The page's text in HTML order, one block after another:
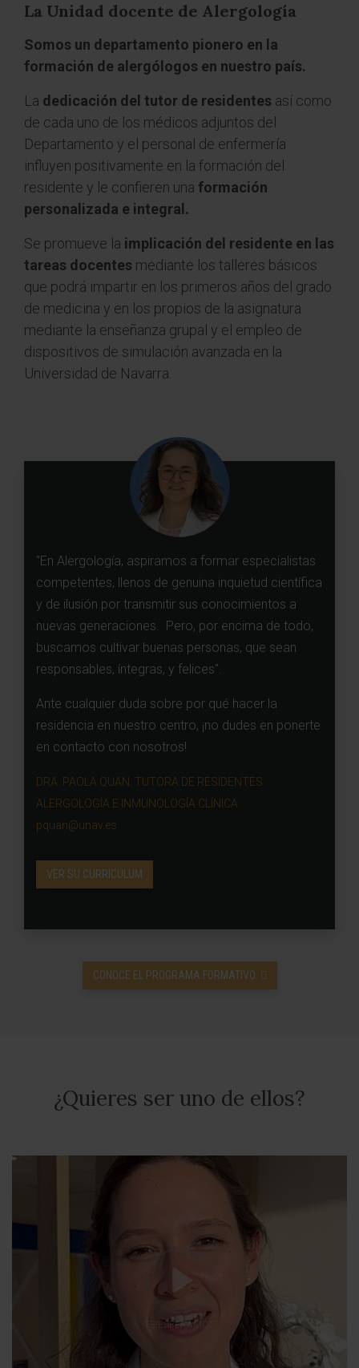
La Unidad docente de Alergología
Somos un departamento pionero en la
formación de alergólogos en nuestro país.
La dedicación del tutor de residentes así como
de cada uno de los médicos adjuntos del
Departamento y el personal de enfermería
influyen positivamente en la formación del
residente y le confieren una formación
personalizada e integral.
Se promueve la implicación del residente en las
tareas docentes mediante los talleres básicos
que podrá impartir en los primeros años del grado
de medicina y en los propios de la asignatura
mediante la enseñanza grupal y el empleo de
dispositivos de simulación avanzada en la
Universidad de Navarra.
"En Alergología, aspiramos a formar especialistas
competentes, llenos de genuina inquietud científica
y de ilusión por transmitir sus conocimientos a
nuevas generaciones. Pero, por encima de todo,
buscamos cultivar buenas personas, que sean
responsables, íntegras, y felices".
Ante cualquier duda sobre por qué hacer la
residencia en nuestro centro, ¡no dudes en ponerte
en contacto con nosotros!
DRA. PAOLA QUAN. TUTORA DE RESIDENTES
ALERGOLOGÍA E INMUNOLOGÍA CLÍNICA
pquan@unav.es
VER SU CURRICULUM
CONOCE EL PROGRAMA FORMATIVO
¿Quieres ser uno de ellos?
TE ESPERAMOS